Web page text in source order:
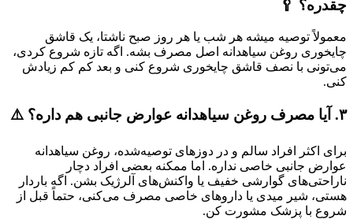
چقدره؟ 🥄
معمولاً توصیه میشه هر شب یا هر روز صبح ناشتا، یک قاشق
چایخوری روغن سیاهدانه اصل مصرف بشه. اگه تازه شروع کردی،
می‌تونی با نصف قاشق چایخوری شروع کنی و بعد کم کم زیادش
کنی.
۳. آیا مصرف روغن سیاهدانه عوارض جانبی هم داره؟ ⚠️
برای اکثر افراد سالم و در دوزهای توصیه‌شده، روغن سیاهدانه
عوارض جانبی خاصی نداره. اما ممکنه بعضی افراد دچار
ناراحتی‌های گوارشی خفیف یا واکنش‌های آلرژیک بشن. اگه باردار
هستی، شیر میدی یا داروهای خاصی مصرف می‌کنی، حتماً قبل از
شروع با پزشک مشورت کن.